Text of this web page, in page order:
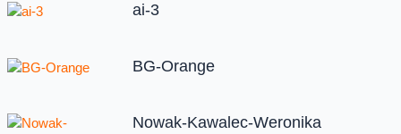
ai-3
BG-Orange
Nowak-Kawalec-Weronika